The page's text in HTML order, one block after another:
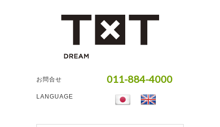
お問合せ 011-884-4000
LANGUAGE